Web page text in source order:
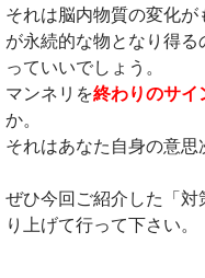
それは脳内物質の変化が
が永続的な物となり得
っていいでしょう。
マンネリを終わりのサイ
か。
それはあなた自身の意思
ぜひ今回ご紹介した「
り上げて行って下さい。